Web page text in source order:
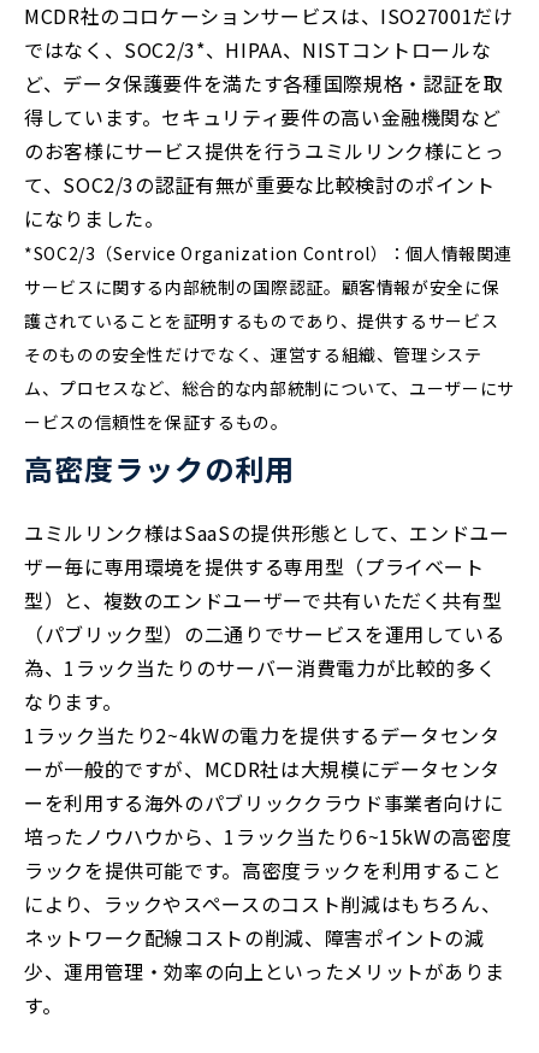
MCDR社のコロケーションサービスは、ISO27001だけ
ではなく、SOC2/3*、HIPAA、NISTコントロールな
ど、データ保護要件を満たす各種国際規格・認証を取
得しています。セキュリティ要件の高い金融機関など
のお客様にサービス提供を行うユミルリンク様にとっ
て、SOC2/3の認証有無が重要な比較検討のポイント
になりました。
*SOC2/3（Service Organization Control）：個人情報関連
サービスに関する内部統制の国際認証。顧客情報が安全に保
護されていることを証明するものであり、提供するサービス
そのものの安全性だけでなく、運営する組織、管理システ
ム、プロセスなど、総合的な内部統制について、ユーザーにサ
ービスの信頼性を保証するもの。
高密度ラックの利用
ユミルリンク様はSaaSの提供形態として、エンドユー
ザー毎に専用環境を提供する専用型（プライベート
型）と、複数のエンドユーザーで共有いただく共有型
（パブリック型）の二通りでサービスを運用している
為、1ラック当たりのサーバー消費電力が比較的多く
なります。
1ラック当たり2~4kWの電力を提供するデータセンタ
ーが一般的ですが、MCDR社は大規模にデータセンタ
ーを利用する海外のパブリッククラウド事業者向けに
培ったノウハウから、1ラック当たり6~15kWの高密度
ラックを提供可能です。高密度ラックを利用すること
により、ラックやスペースのコスト削減はもちろん、
ネットワーク配線コストの削減、障害ポイントの減
少、運用管理・効率の向上といったメリットがありま
す。